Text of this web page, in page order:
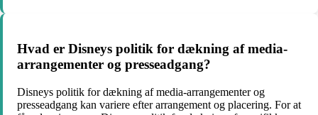
Hvad er Disneys politik for dækning af media-
arrangementer og presseadgang?
Disneys politik for dækning af media-arrangementer og
presseadgang kan variere efter arrangement og placering. For at